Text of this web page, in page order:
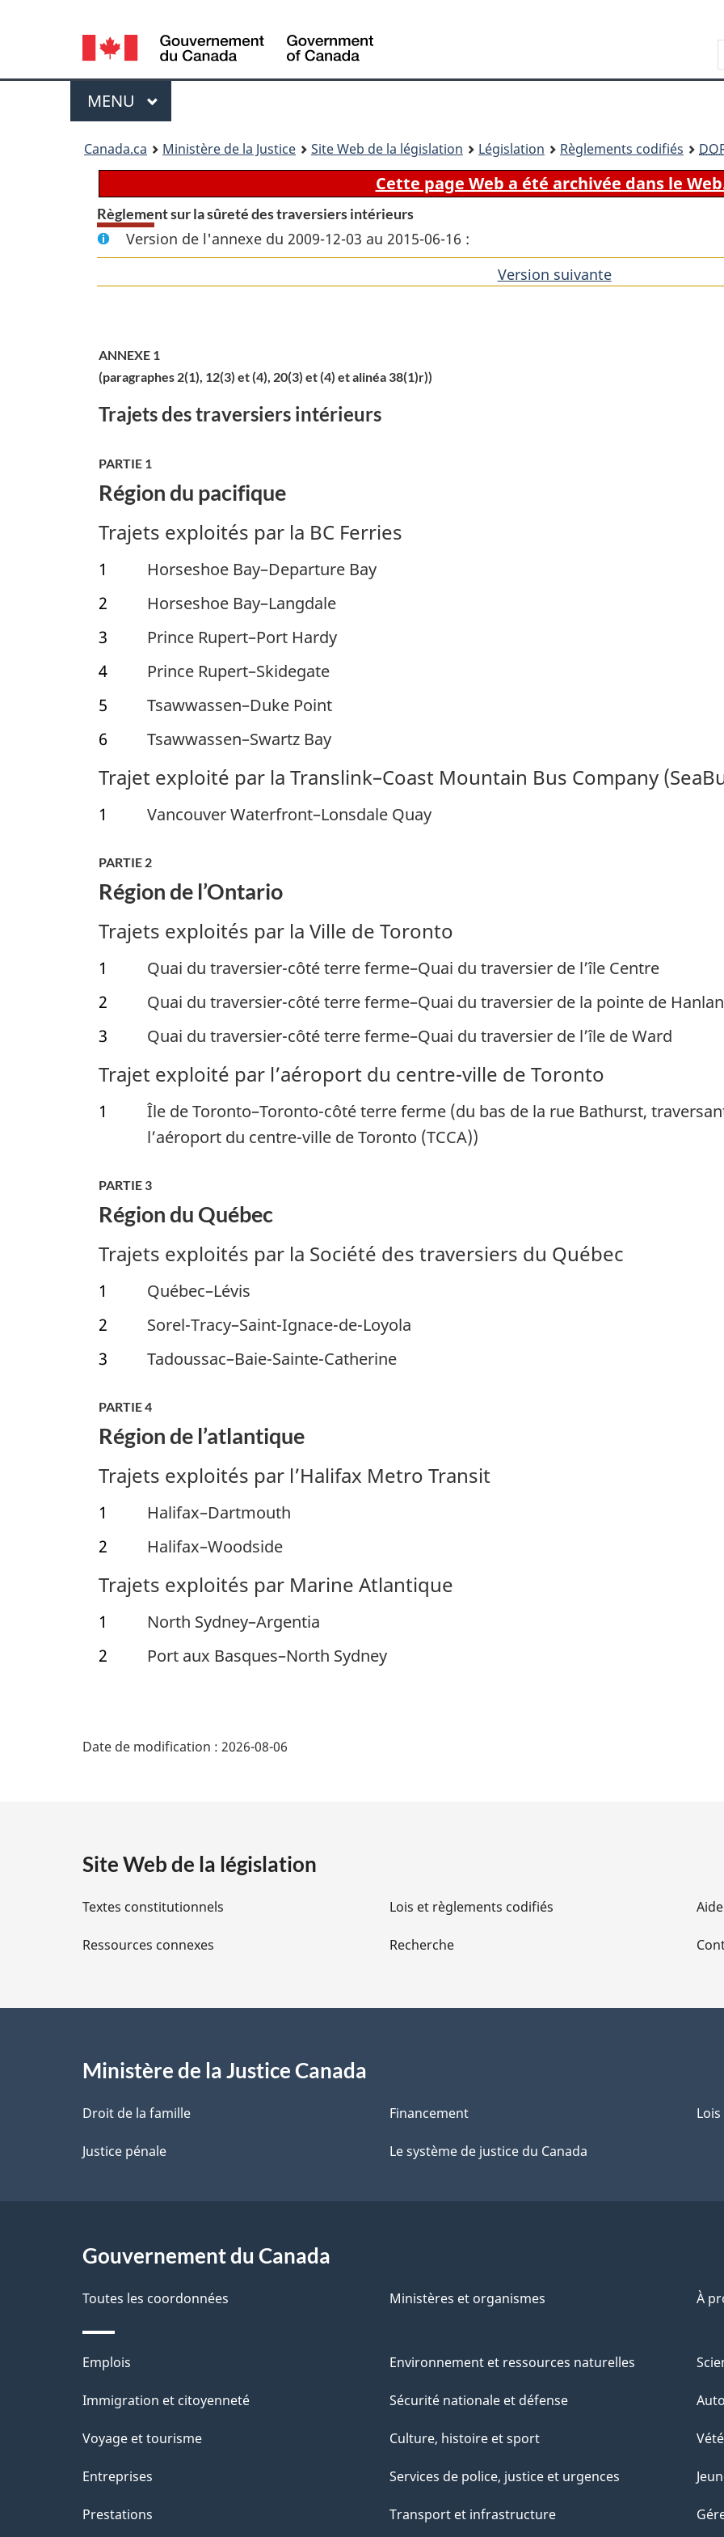
principal
À
site
version
Language
selection
Menu
MENU PRINCIPAL
Canada.ca Ministère de la Justice Site Web de la législation Législation Règlements codifiés
Cette page Web a été archivée dans le
Règlement sur la sûreté des traversiers intérieurs
Version de l'annexe du 2009-12-03 au 2015-06-16 :
Version suivantede
ANNEXE 1
(paragraphes 2(1), 12(3) et (4), 20(3) et (4) et alinéa 38(1)r))
Trajets des traversiers intérieurs
PARTIE 1
Région du pacifique
Trajets exploités par la BC Ferries
1
Horseshoe Bay–Departure Bay
2
Horseshoe Bay–Langdale
3
Prince Rupert–Port Hardy
4
Prince Rupert–Skidegate
5
Tsawwassen–Duke Point
6
Tsawwassen–Swartz Bay
Trajet exploité par la Translink–Coast Mountain Bus Company
1 Vancouver Waterfront–Lonsdale Quay
PARTIE 2
Région de l’Ontario
Trajets exploités par la Ville de Toronto
1
Quai du traversier-côté terre ferme–Quai du traversier de l’île Centre
2
Quai du traversier-côté terre ferme–Quai du traversier de la pointe de Hanlan
3
Quai du traversier-côté terre ferme–Quai du traversier de l’île de Ward
Trajet exploité par l’aéroport du centre-ville de Toronto
1
Île de Toronto–Toronto-côté terre ferme (du bas de la rue Bathurst,
l’aéroport du centre-ville de Toronto (TCCA))
PARTIE 3
Région du Québec
Trajets exploités par la Société des traversiers du Québec
1
Québec–Lévis
2
Sorel-Tracy–Saint-Ignace-de-Loyola
3
Tadoussac–Baie-Sainte-Catherine
PARTIE 4
Région de l’atlantique
Trajets exploités par l’Halifax Metro Transit
1
Halifax–Dartmouth
2
Halifax–Woodside
Trajets exploités par Marine Atlantique
1
North Sydney–Argentia
2
Port aux Basques–North Sydney
i
l
s
l
a
p
e
Date de modification : 2026-08-06
Site Web de la législation
Textes constitutionnels
Ressources connexes
Lois et règlements codifiés
Recherche
Aide
Ministère de la Justice Canada
Droit de la famille
Justice pénale
Financement
Le système de justice du Canada
Lois
Gouvernement du Canada
Toutes les coordonnées Ministères et organismes À
Thèmes
et
Emplois
Immigration et citoyenneté
Voyage et tourisme
Entreprises
Prestations
Environnement et ressources naturelles
Sécurité nationale et défense
Culture, histoire et sport
Services de police, justice et urgences
Transport et infrastructure